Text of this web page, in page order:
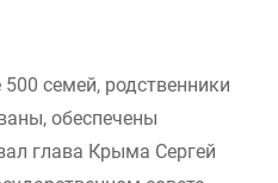
семей, родственники
обеспечены
глава Крыма Сергей